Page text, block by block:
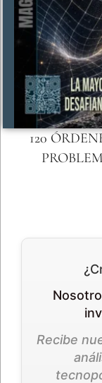
120
Recibe